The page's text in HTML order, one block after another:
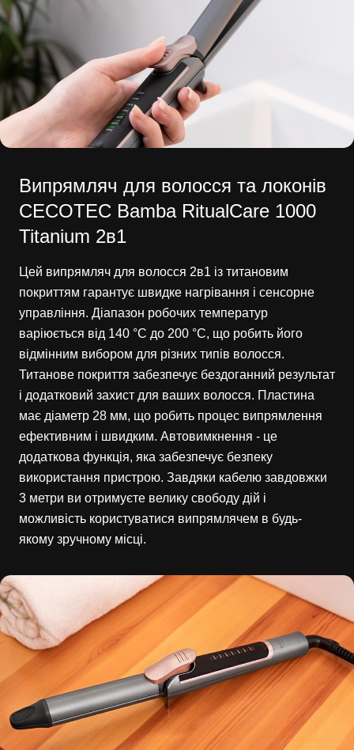
Випрямляч для волосся та локонів
CECOTEC Bamba RitualCare 1000
Titanium 2в1
Цей випрямляч для волосся 2в1 із титановим
покриттям гарантує швидке нагрівання і сенсорне
управління. Діапазон робочих температур
варіюється від 140 °C до 200 °C, що робить його
відмінним вибором для різних типів волосся.
Титанове покриття забезпечує бездоганний результат
і додатковий захист для ваших волосся. Пластина
має діаметр 28 мм, що робить процес випрямлення
ефективним і швидким. Автовимкнення - це
додаткова функція, яка забезпечує безпеку
використання пристрою. Завдяки кабелю завдовжки
3 метри ви отримуєте велику свободу дій і
можливість користуватися випрямлячем в будь-
якому зручному місці.